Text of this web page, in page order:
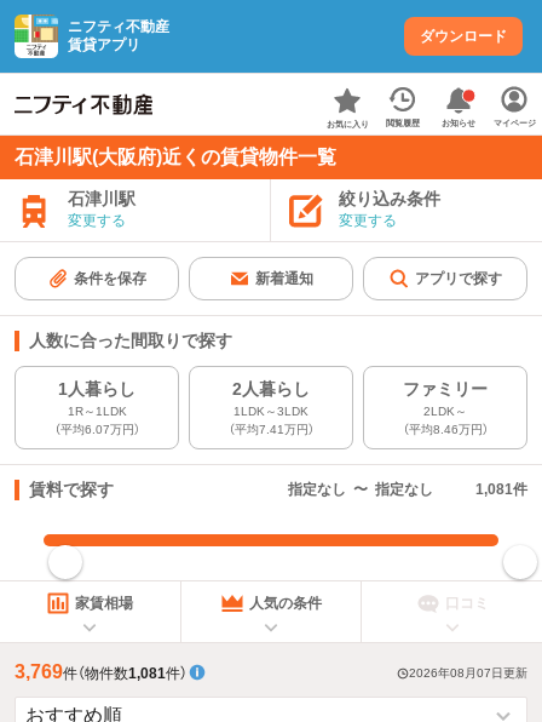
ニフティ不動産
賃貸アプリ
ダウンロード
お気に入り 閲覧履歴 お知らせ マイページ
石津川駅(大阪府)近くの賃貸物件一覧
石津川駅
変更する
絞り込み条件
変更する
条件を保存 新着通知 アプリで探す
人数に合った間取りで探す
1人暮らし
1R～1LDK
（平均6.07万円）
2人暮らし
1LDK～3LDK
（平均7.41万円）
ファミリー
2LDK～
（平均8.46万円）
賃料で探す 指定なし 〜 指定なし 1,081件
指定した賃料で絞り込む
家賃相場 人気の条件 口コミ
3,769件（物件数1,081件） 2026年08月07日更新